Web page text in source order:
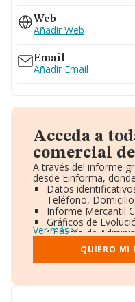
Web
Añadir Web
Email
Añadir Email
Acceda a
comercial
A través del informe
desde Einforma,
Datos
Teléfono, Domicilio.
Informe Mercantil
Gráficos de
Consejo de
Directivos y
Accionistas.
Participaciones y
Información oficial
Ver más
QUIERO MI